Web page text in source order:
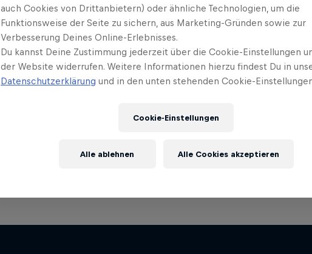
auch Cookies von Drittanbietern) oder ähnliche Technologien, um die
Funktionsweise der Seite zu sichern, aus Marketing-Gründen sowie zur
Verbesserung Deines Online-Erlebnisses.
Du kannst Deine Zustimmung jederzeit über die Cookie-Einstellungen
der Website widerrufen. Weitere Informationen hierzu findest Du in
Datenschutzerklärung und in den unten stehenden Cookie-
Cookie-Einstellungen
Alle ablehnen Alle Cookies akzeptieren